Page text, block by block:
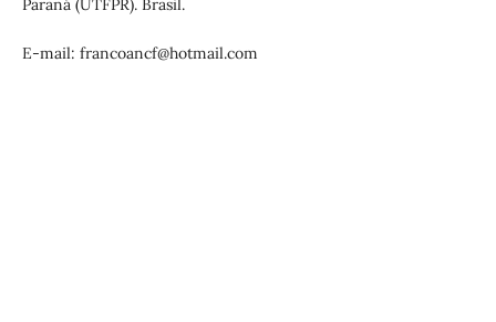
Paraná (UTFPR). Brasil.
E-mail: francoancf@hotmail.com